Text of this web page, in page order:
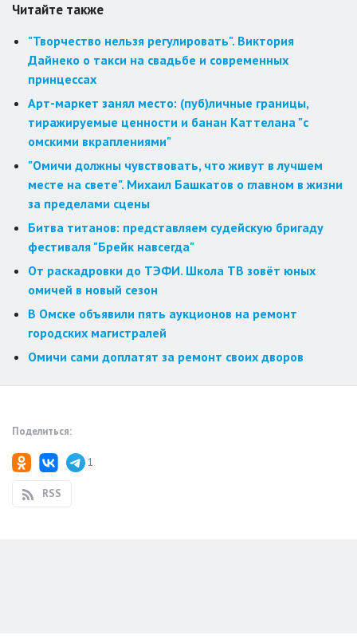
Читайте также
"Творчество нельзя регулировать". Виктория
Дайнеко о такси на свадьбе и современных
принцессах
Арт-маркет занял место: (пуб)личные границы,
тиражируемые ценности и банан Каттелана "с
омскими вкраплениями"
"Омичи должны чувствовать, что живут в лучшем
месте на свете". Михаил Башкатов о главном в жизни
за пределами сцены
Битва титанов: представляем судейскую бригаду
фестиваля "Брейк навсегда"
От раскадровки до ТЭФИ. Школа ТВ зовёт юных
омичей в новый сезон
В Омске объявили пять аукционов на ремонт
городских магистралей
Омичи сами доплатят за ремонт своих дворов
Поделиться:
1
RSS